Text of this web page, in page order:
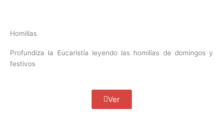
Homilías
Profundiza la Eucaristía leyendo las homilías de domingos y
festivos
Ver